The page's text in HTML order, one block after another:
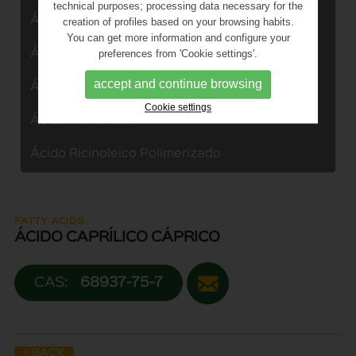
technical purposes; processing data necessary for the
creation of profiles based on your browsing habits.
You can get more information and configure your
preferences from 'Cookie settings'.
accept and continue browsing
Cookie settings
Ácido Graso Girasol
Ácido graso soja
Ácido 12 Hidroxi Esteárico
Ácido Ricinoleico
Ácido Ricinoleico Polimerizado
FATTY ACIDS
ÁCIDO CAPRÍLICO CÁPRICO
CAS: 68937-75-7
< BACK